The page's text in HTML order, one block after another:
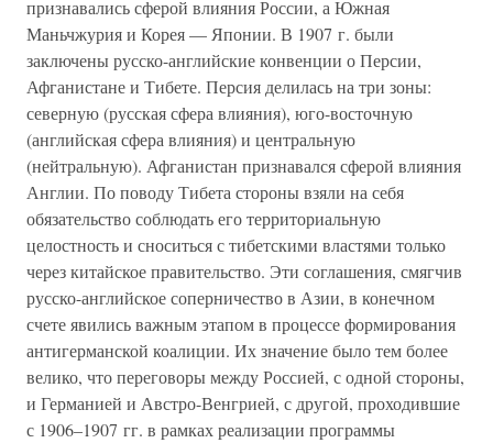
признавались сферой влияния России, а Южная
Маньчжурия и Корея — Японии. В 1907 г. были
заключены русско-английские конвенции о Персии,
Афганистане и Тибете. Персия делилась на три зоны:
северную (русская сфера влияния), юго-восточную
(английская сфера влияния) и центральную
(нейтральную). Афганистан признавался сферой влияния
Англии. По поводу Тибета стороны взяли на себя
обязательство соблюдать его территориальную
целостность и сноситься с тибетскими властями только
через китайское правительство. Эти соглашения, смягчив
русско-английское соперничество в Азии, в конечном
счете явились важным этапом в процессе формирования
антигерманской коалиции. Их значение было тем более
велико, что переговоры между Россией, с одной стороны,
и Германией и Австро-Венгрией, с другой, проходившие
с 1906–1907 гг. в рамках реализации программы